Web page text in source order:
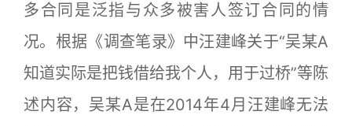
多合同是泛指与众多被害人签订合同的情
况。根据《调查笔录》中汪建峰关于“吴某A
知道实际是把钱借给我个人，用于过桥”等陈
述内容，吴某A是在2014年4月汪建峰无法